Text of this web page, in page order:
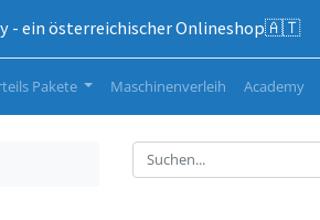
- ein österreichischer Onlineshop🇦🇹
Pakete Maschinenverleih Academy